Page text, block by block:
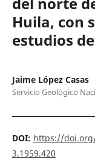
Huila, con
estudios
Jaime López Casas
Servicio Geológico
DOI: https://
3.1959.420